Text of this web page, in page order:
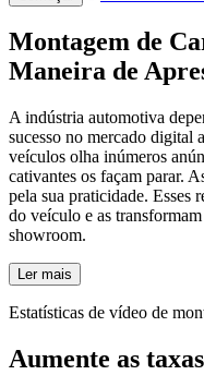
Montagem de
Maneira de
A indústria automotiva
sucesso no mercado digital
veículos olha inúmeros
cativantes os façam parar.
pela sua praticidade. Esses
do veículo e as
showroom.
Ler mais
Estatísticas de vídeo de
Aumente as